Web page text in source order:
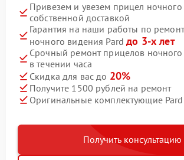
Привезем и увезем прицел
собственной доставкой
Гарантия на наши работы по
ночного видения Pardдо 3-х лет
Срочный ремонт прицелов ночного
в течении часа
Скидка для вас до 20%
Получите 1500 рублей на ремонт
Оригинальные комплектующие Pard
Получить консультацию